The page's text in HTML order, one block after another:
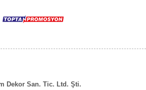
Dekor San. Tic. Ltd. Şti.